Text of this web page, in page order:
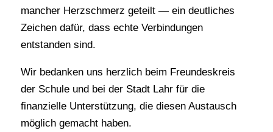
mancher Herzschmerz geteilt — ein deutliches
Zeichen dafür, dass echte Verbindungen
entstanden sind.
Wir bedanken uns herzlich beim Freundeskreis
der Schule und bei der Stadt Lahr für die
finanzielle Unterstützung, die diesen Austausch
möglich gemacht haben.